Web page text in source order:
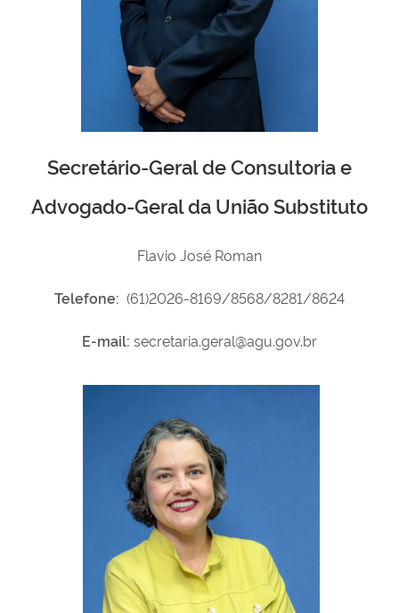
Secretário-Geral de Consultoria e
Advogado-Geral da União Substituto
Flavio José Roman
Telefone: (61)2026-8169/8568/8281/8624
E-mail: secretaria.geral@agu.gov.br